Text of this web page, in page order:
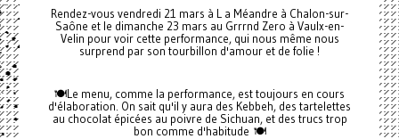
Rendez-vous vendredi 21 mars à L a Méandre à Chalon-sur-
Saône et le dimanche 23 mars au Grrrnd Zero à Vaulx-en-
Velin pour voir cette performance, qui nous même nous
surprend par son tourbillon d'amour et de folie !
🍽️Le menu, comme la performance, est toujours en cours
d'élaboration. On sait qu'il y aura des Kebbeh, des tartelettes
au chocolat épicées au poivre de Sichuan, et des trucs trop
bon comme d'habitude 🍽️